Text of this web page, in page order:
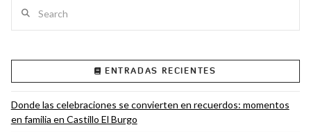
ENTRADAS RECIENTES
Donde las celebraciones se convierten en recuerdos: momentos
en familia en Castillo El Burgo